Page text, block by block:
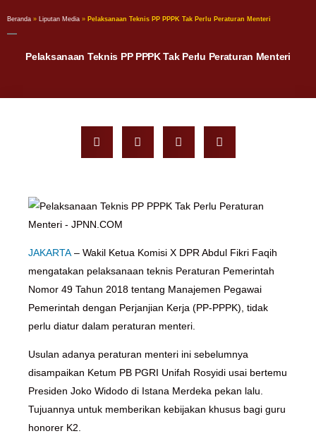
Beranda » Liputan Media » Pelaksanaan Teknis PP PPPK Tak Perlu Peraturan Menteri
Pelaksanaan Teknis PP PPPK Tak Perlu Peraturan Menteri
JAKARTA – Wakil Ketua Komisi X DPR Abdul Fikri Faqih
mengatakan pelaksanaan teknis Peraturan Pemerintah
Nomor 49 Tahun 2018 tentang Manajemen Pegawai
Pemerintah dengan Perjanjian Kerja (PP-PPPK), tidak
perlu diatur dalam peraturan menteri.
Usulan adanya peraturan menteri ini sebelumnya
disampaikan Ketum PB PGRI Unifah Rosyidi usai bertemu
Presiden Joko Widodo di Istana Merdeka pekan lalu.
Tujuannya untuk memberikan kebijakan khusus bagi guru
honorer K2.